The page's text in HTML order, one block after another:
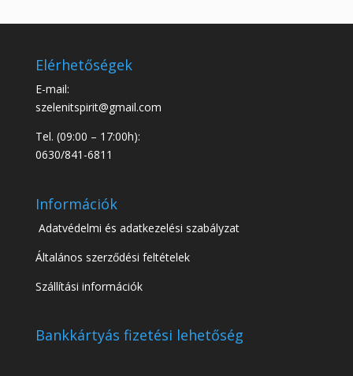
Elérhetőségek
E-mail:
szelenitspirit@gmail.com
Tel. (09:00 – 17:00h):
0630/841-6811
Információk
Adatvédelmi és adatkezelési szabályzat
Általános szerződési feltételek
Szállítási információk
Bankkártyás fizetési lehetőség